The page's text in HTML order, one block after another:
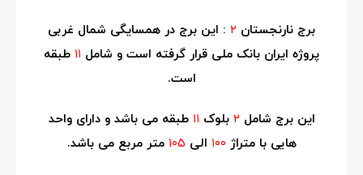
برج نارنجستان ۲ : این برج در همسایگی شمال غربی
پروژه ایران بانک ملی قرار گرفته است و شامل ۱۱ طبقه
است.
این برج شامل ۲ بلوک ۱۱ طبقه می باشد و دارای واحد
هایی با متراژ ۱۰۰ الی ۱۰۵ متر مربع می باشد.